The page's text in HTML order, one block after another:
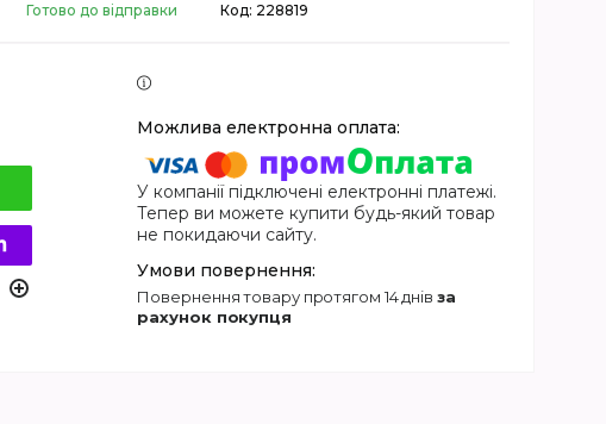
Готово до відправки Код: 228819
У компанії підключені електронні платежі.
Тепер ви можете купити будь-який товар
не покидаючи сайту.
повернення товару протягом 14 днів за
рахунок покупця